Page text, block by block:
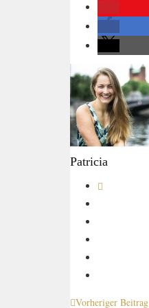
Patricia
Vorheriger Beitrag